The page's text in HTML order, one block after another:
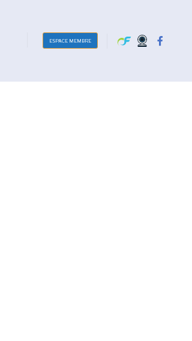
ESPACE MEMBRE